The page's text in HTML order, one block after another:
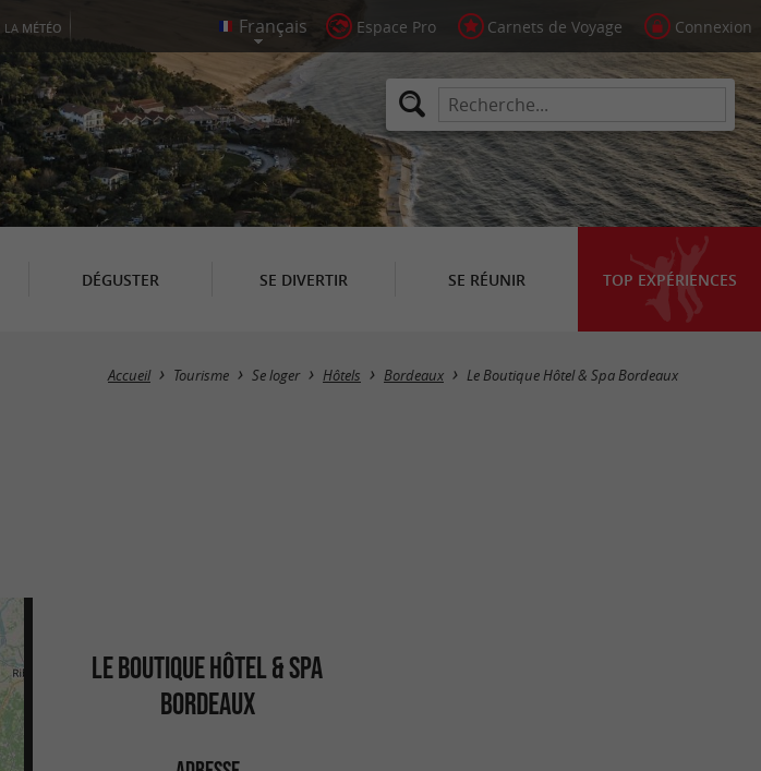
LA MÉTÉO Espace Pro Carnets de Voyage Connexion
DÉGUSTER SE DIVERTIR SE RÉUNIR TOP EXPÉRIENCES
Accueil Tourisme Se loger Hôtels Bordeaux Le Boutique Hôtel & Spa Bordeaux
LE BOUTIQUE HÔTEL & SPA
BORDEAUX